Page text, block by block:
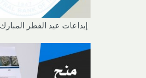
إيداعات عيد الفطر المبارك